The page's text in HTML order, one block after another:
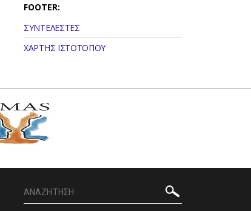
FOOTER:
ΣΥΝΤΕΛΕΣΤΕΣ
ΧΑΡΤΗΣ ΙΣΤΟΤΟΠΟΥ